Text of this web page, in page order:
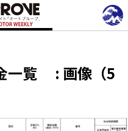
金一覧 : 画像（5